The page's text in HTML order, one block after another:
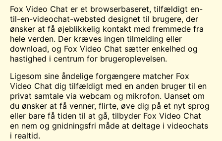
Fox Video Chat er et browserbaseret, tilfældigt en-
til-en-videochat-websted designet til brugere, der
ønsker at få øjeblikkelig kontakt med fremmede fra
hele verden. Der kræves ingen tilmelding eller
download, og Fox Video Chat sætter enkelhed og
hastighed i centrum for brugeroplevelsen.
Ligesom sine åndelige forgængere matcher Fox
Video Chat dig tilfældigt med en anden bruger til en
privat samtale via webcam og mikrofon. Uanset om
du ønsker at få venner, flirte, øve dig på et nyt sprog
eller bare få tiden til at gå, tilbyder Fox Video Chat
en nem og gnidningsfri måde at deltage i videochats
i realtid.